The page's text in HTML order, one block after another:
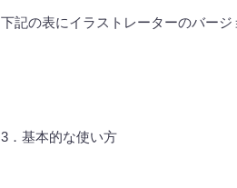
下記の表にイラストレーターのバー
3 ．基本的な使い方